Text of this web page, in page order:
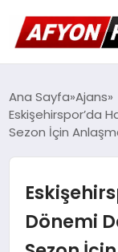
AFYON HABER
GÜNDEM
BELEDIYELER
Ana Sayfa Ajans
Eskişehirspor’da
Sezon İçin
Dönemi